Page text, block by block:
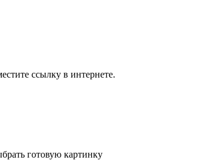
ссылку в интернете.
готовую картинку